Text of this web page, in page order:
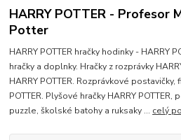
HARRY POTTER - Profesor
Potter
HARRY POTTER hračky hodinky - HARRY
hračky a doplnky. Hračky z rozprávky
HARRY POTTER. Rozprávkové postavičky,
POTTER. Plyšové hračky HARRY
puzzle, školské batohy a ruksaky ... celý